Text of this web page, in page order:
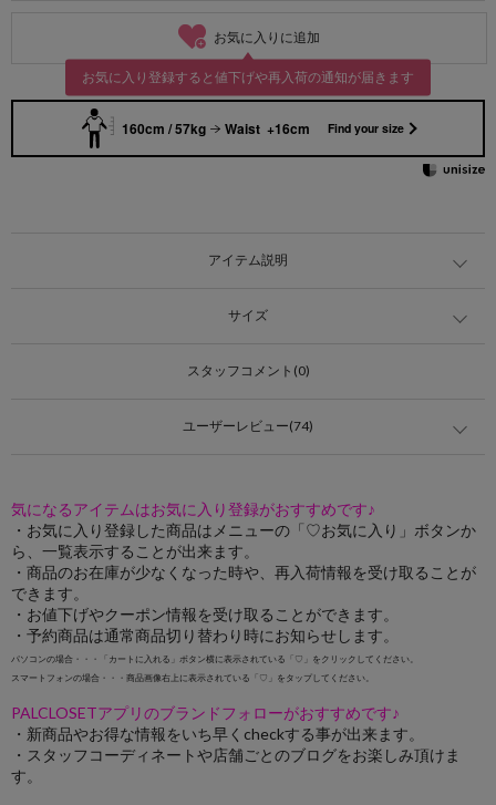
お気に入りに追加
お気に入り登録すると値下げや再入荷の通知が届きます
160cm / 57kg Waist +16cm Find your size
アイテム説明
サイズ
スタッフコメント(0)
ユーザーレビュー(74)
気になるアイテムはお気に入り登録がおすすめです♪
・お気に入り登録した商品はメニューの「♡お気に入り」ボタンか
ら、一覧表示することが出来ます。
・商品のお在庫が少なくなった時や、再入荷情報を受け取ることが
できます。
・お値下げやクーポン情報を受け取ることができます。
・予約商品は通常商品切り替わり時にお知らせします。
パソコンの場合・・・「カートに入れる」ボタン横に表示されている「♡」をクリックしてください。
スマートフォンの場合・・・商品画像右上に表示されている「♡」をタップしてください。
PALCLOSETアプリのブランドフォローがおすすめです♪
・新商品やお得な情報をいち早くcheckする事が出来ます。
・スタッフコーディネートや店舗ごとのブログをお楽しみ頂けま
す。